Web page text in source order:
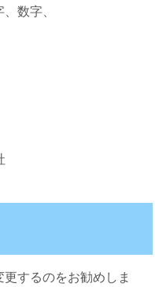
数字、
するのをお勧めしま